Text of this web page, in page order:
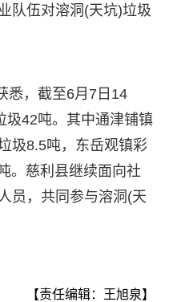
队伍对溶洞(天坑)垃圾
悉，截至6月7日14
圾42吨。其中通津铺镇
圾8.5吨，东岳观镇彩
。慈利县继续面向社
员，共同参与溶洞(天
【责任编辑：王旭泉】